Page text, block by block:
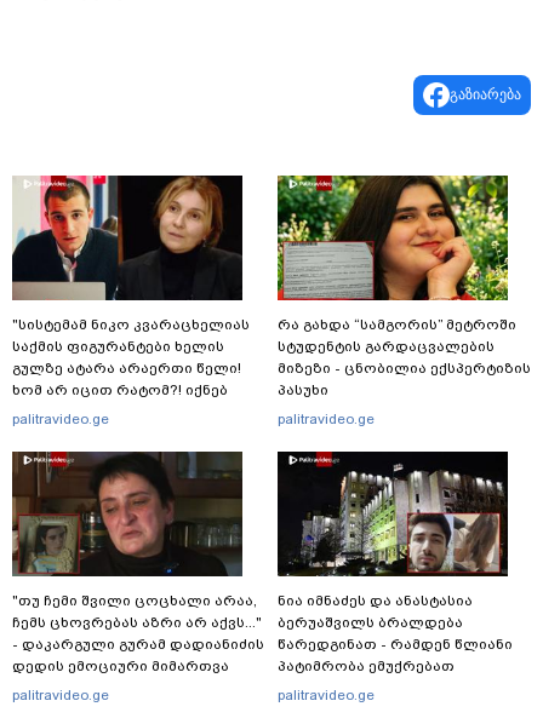
გაზიარება
"სისტემამ ნიკო კვარაცხელიას
საქმის ფიგურანტები ხელის
გულზე ატარა არაერთი წელი!
ხომ არ იცით რატომ?! იქნებ
იმიტომ რომ თავად
კვარაცხელიას დედა
განცხადებას ავრცელებს
palitravideo.ge
"თუ ჩემი შვილი ცოცხალი არაა,
ჩემს ცხოვრებას აზრი არ აქვს..."
- დაკარგული გურამ დადიანიძის
დედის ემოციური მიმართვა
palitravideo.ge
რა გახდა “სამგორის” მეტროში
სტუდენტის გარდაცვალების
მიზეზი - ცნობილია ექსპერტიზის
პასუხი
palitravideo.ge
ნია იმნაძეს და ანასტასია
ბერუაშვილს ბრალდება
წარედგინათ - რამდენ წლიანი
პატიმრობა ემუქრებათ
არასრულწლოვნებს?
palitravideo.ge